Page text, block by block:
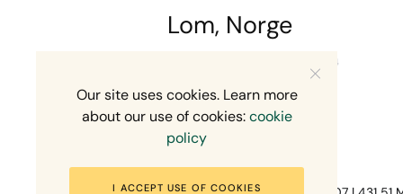
Lom, Norge
29 JUNI, 2014
Our site uses cookies. Learn more
about our use of cookies:cookie
policy
I ACCEPT USE OF COOKIES